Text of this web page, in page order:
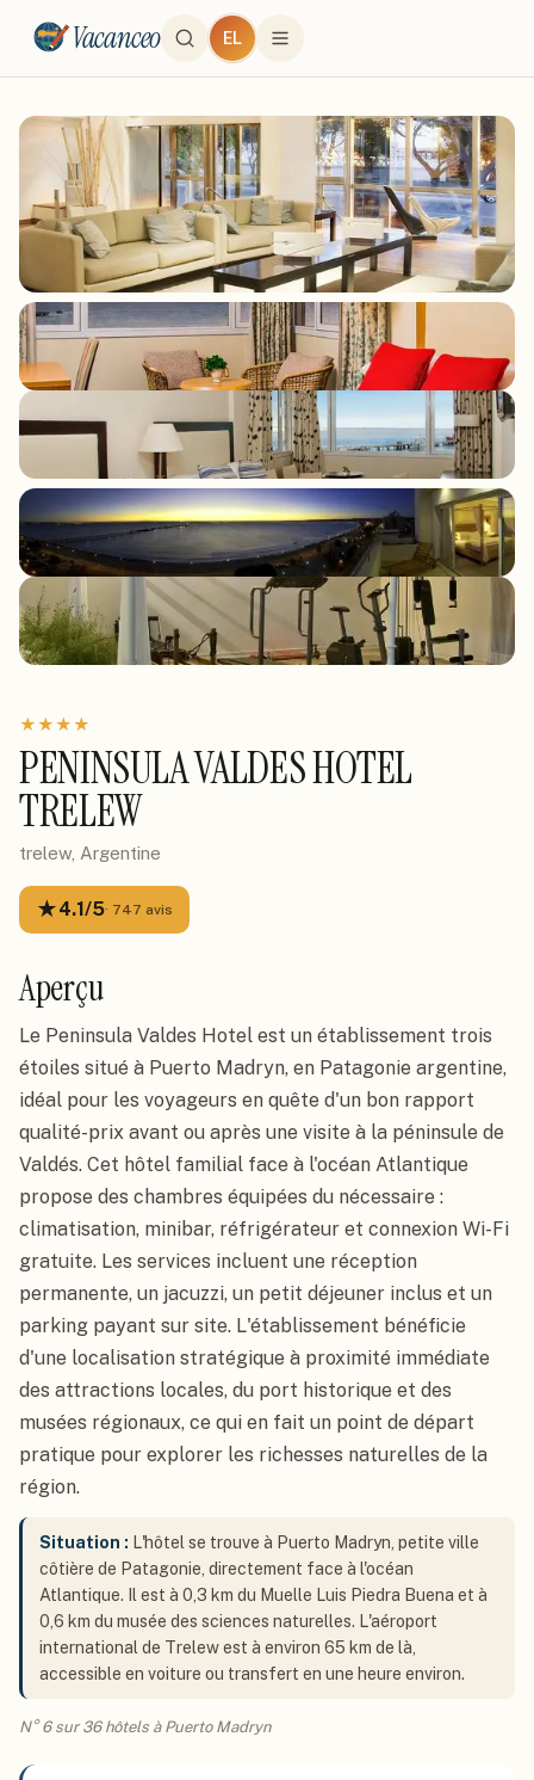
Vacanceo EL
★★★★
PENINSULA VALDES HOTEL
TRELEW
trelew, Argentine
★4.1/5· 747 avis
Aperçu
Le Peninsula Valdes Hotel est un établissement trois
étoiles situé à Puerto Madryn, en Patagonie argentine,
idéal pour les voyageurs en quête d'un bon rapport
qualité-prix avant ou après une visite à la péninsule de
Valdés. Cet hôtel familial face à l'océan Atlantique
propose des chambres équipées du nécessaire :
climatisation, minibar, réfrigérateur et connexion Wi-Fi
gratuite. Les services incluent une réception
permanente, un jacuzzi, un petit déjeuner inclus et un
parking payant sur site. L'établissement bénéficie
d'une localisation stratégique à proximité immédiate
des attractions locales, du port historique et des
musées régionaux, ce qui en fait un point de départ
pratique pour explorer les richesses naturelles de la
région.
Situation : L'hôtel se trouve à Puerto Madryn, petite ville
côtière de Patagonie, directement face à l'océan
Atlantique. Il est à 0,3 km du Muelle Luis Piedra Buena et à
0,6 km du musée des sciences naturelles. L'aéroport
international de Trelew est à environ 65 km de là,
accessible en voiture ou transfert en une heure environ.
N° 6 sur 36 hôtels à Puerto Madryn